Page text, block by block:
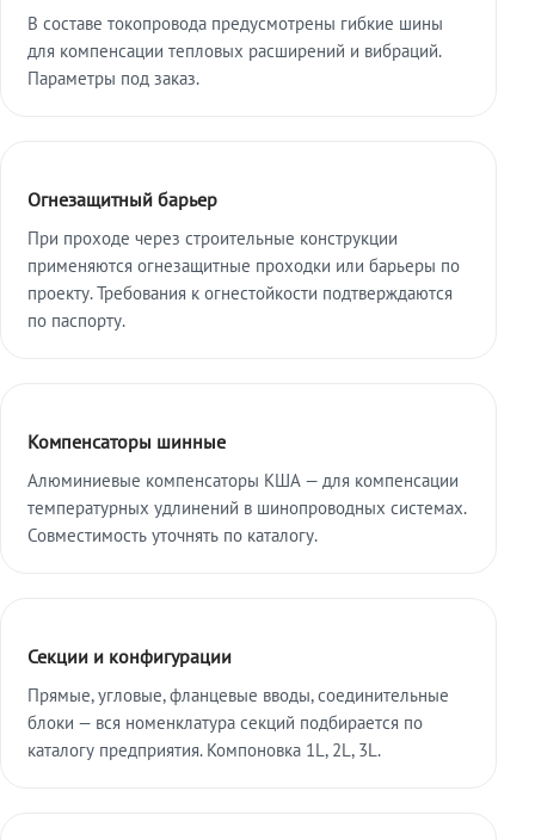
В составе токопровода предусмотрены гибкие шины
для компенсации тепловых расширений и вибраций.
Параметры под заказ.
Огнезащитный барьер
При проходе через строительные конструкции
применяются огнезащитные проходки или барьеры по
проекту. Требования к огнестойкости подтверждаются
по паспорту.
Компенсаторы шинные
Алюминиевые компенсаторы КША — для компенсации
температурных удлинений в шинопроводных системах.
Совместимость уточнять по каталогу.
Секции и конфигурации
Прямые, угловые, фланцевые вводы, соединительные
блоки — вся номенклатура секций подбирается по
каталогу предприятия. Компоновка 1L, 2L, 3L.